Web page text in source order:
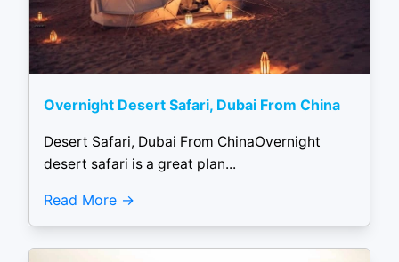
Overnight Desert Safari, Dubai From China
Desert Safari, Dubai From ChinaOvernight
desert safari is a great plan...
Read More